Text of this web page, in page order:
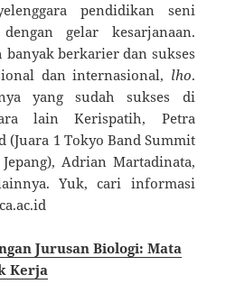
pendidikan seni
gelar kesarjanaan.
berkarier dan sukses
dan internasional, lho.
yang sudah sukses di
lain Kerispatih, Petra
(Juara 1 Tokyo Band Summit
Adrian Martadinata,
Yuk, cari informasi
Jurusan Biologi: Mata
Kerja